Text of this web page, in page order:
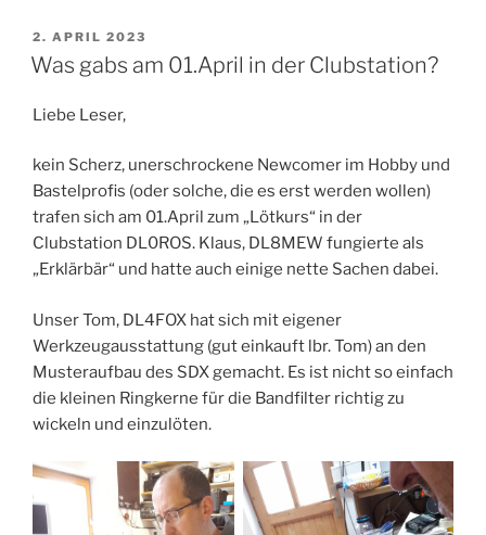
VERÖFFENTLICHT
AM
2. APRIL 2023
Was gabs am 01.April in der Clubstation?
Liebe Leser,
kein Scherz, unerschrockene Newcomer im Hobby und
Bastelprofis (oder solche, die es erst werden wollen)
trafen sich am 01.April zum „Lötkurs“ in der
Clubstation DL0ROS. Klaus, DL8MEW fungierte als
„Erklärbär“ und hatte auch einige nette Sachen dabei.
Unser Tom, DL4FOX hat sich mit eigener
Werkzeugausstattung (gut einkauft lbr. Tom) an den
Musteraufbau des SDX gemacht. Es ist nicht so einfach
die kleinen Ringkerne für die Bandfilter richtig zu
wickeln und einzulöten.